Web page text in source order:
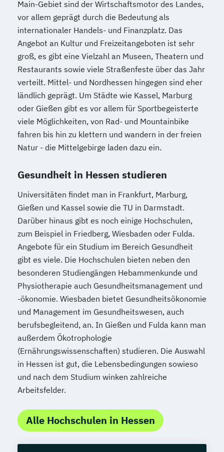
Main-Gebiet sind der Wirtschaftsmotor des Landes,
vor allem geprägt durch die Bedeutung als
internationaler Handels- und Finanzplatz. Das
Angebot an Kultur und Freizeitangeboten ist sehr
groß, es gibt eine Vielzahl an Museen, Theatern und
Restaurants sowie viele Straßenfeste über das Jahr
verteilt. Mittel- und Nordhessen hingegen sind eher
ländlich geprägt. Um Städte wie Kassel, Marburg
oder Gießen gibt es vor allem für Sportbegeisterte
viele Möglichkeiten, von Rad- und Mountainbike
fahren bis hin zu klettern und wandern in der freien
Natur - die Mittelgebirge laden dazu ein.
Gesundheit in Hessen studieren
Universitäten findet man in Frankfurt, Marburg,
Gießen und Kassel sowie die TU in Darmstadt.
Darüber hinaus gibt es noch einige Hochschulen,
zum Beispiel in Friedberg, Wiesbaden oder Fulda.
Angebote für ein Studium im Bereich Gesundheit
gibt es viele. Die Hochschulen bieten neben den
besonderen Studiengängen Hebammenkunde und
Physiotherapie auch Gesundheitsmanagement und
-ökonomie. Wiesbaden bietet Gesundheitsökonomie
und Management im Gesundheitswesen, auch
berufsbegleitend, an. In Gießen und Fulda kann man
außerdem Ökotrophologie
(Ernährungswissenschaften) studieren. Die Auswahl
in Hessen ist gut, die Lebensbedingungen sowieso
und nach dem Studium winken zahlreiche
Arbeitsfelder.
Alle Hochschulen in Hessen